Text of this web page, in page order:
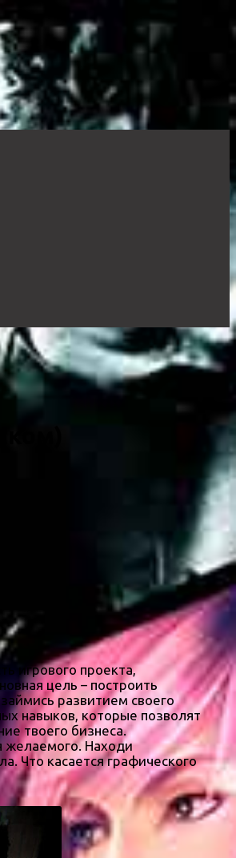
игрового проекта,
цель – построить
развитием своего
навыков, которые позволят
твоего бизнеса.
желаемого. Находи
Что касается графического